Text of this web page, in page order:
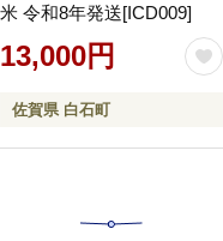
米 令和8年発送[ICD009]
13,000円
佐賀県 白石町